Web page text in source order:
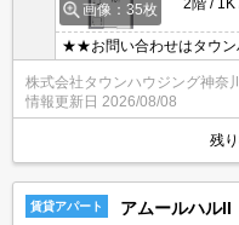
画像：35枚
2階
1K
★★お問い合わせはタウ
株式会社タウンハウジング神奈
情報更新日 2026/08/08
残
賃貸アパート アムールハルII